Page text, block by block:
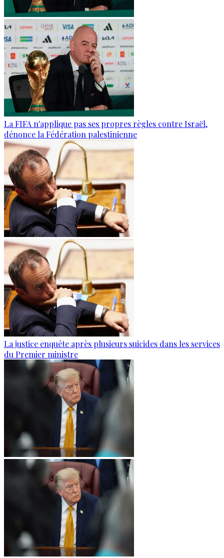
La FIFA n'applique pas ses propres règles contre Israël,
dénonce la Fédération palestinienne
La justice enquête après plusieurs suicides dans les services
du Premier ministre